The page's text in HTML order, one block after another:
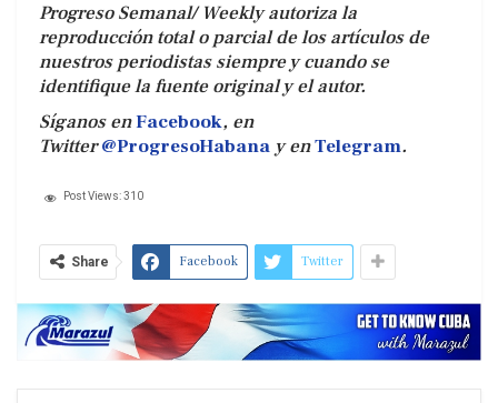
Progreso Semanal/ Weekly autoriza la
reproducción total o parcial de los artículos de
nuestros periodistas siempre y cuando se
identifique la fuente original y el autor.
Síganos enFacebook, en
Twitter@ProgresoHabanay enTelegram.
Post Views:310
Share Facebook Twitter